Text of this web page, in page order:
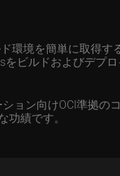
環境を簡単に取得す
ビルドおよびデプロ
ョン向けOCI準拠の
績です。